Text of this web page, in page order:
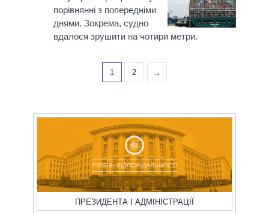
порівнянні з попередніми
днями. Зокрема, судно
вдалося зрушити на чотири метри.
1 2 →
РІВЕНЬ ВІДПОВІДАЛЬНОСТІ
ПРЕЗИДЕНТА І АДМІНІСТРАЦІЇ